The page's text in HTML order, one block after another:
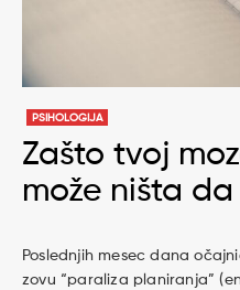
PSIHOLOGIJA
Zašto tvoj
može ništa
Poslednjih mesec dana
zovu “paraliza planiranja”